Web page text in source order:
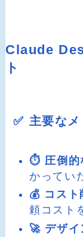
Claude
ト
✅ 主要なメ
⏱️ 圧倒的
かってい
💰 コスト
頼コスト
🚀 デザイ